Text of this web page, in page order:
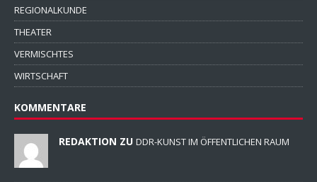
REGIONALKUNDE
THEATER
VERMISCHTES
WIRTSCHAFT
KOMMENTARE
REDAKTION ZU DDR-KUNST IM ÖFFENTLICHEN RAUM